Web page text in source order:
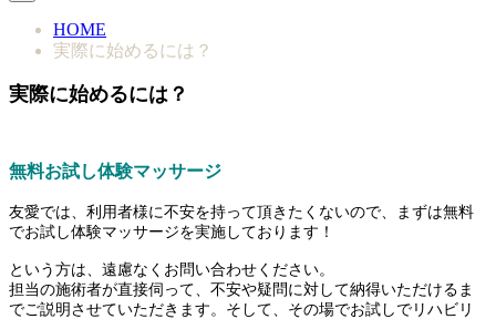
HOME
実際に始めるには？
実際に始めるには？
無料お試し体験マッサージ
友愛では、利用者様に不安を持って頂きたくないので、まずは無料
でお試し体験マッサージを実施しております！
という方は、遠慮なくお問い合わせください。
担当の施術者が直接伺って、不安や疑問に対して納得いただけるま
でご説明させていただきます。そして、その場でお試しでリハビリ